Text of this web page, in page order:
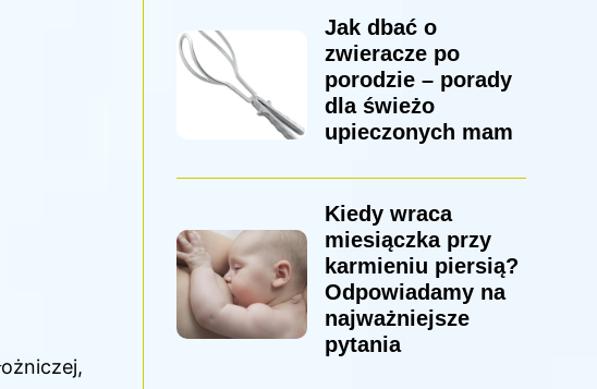
Jak dbać o
zwieracze po
porodzie – porady
dla świeżo
upieczonych mam
Kiedy wraca
miesiączka przy
karmieniu piersią?
Odpowiadamy na
najważniejsze
pytania